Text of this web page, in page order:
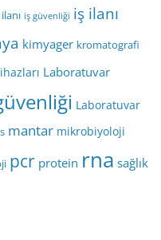
iş güvenliği iş ilanı
kimyager kromatografi
Laboratuvar
Laboratuvar
mantar mikrobiyoloji
pcr protein rna sağlık